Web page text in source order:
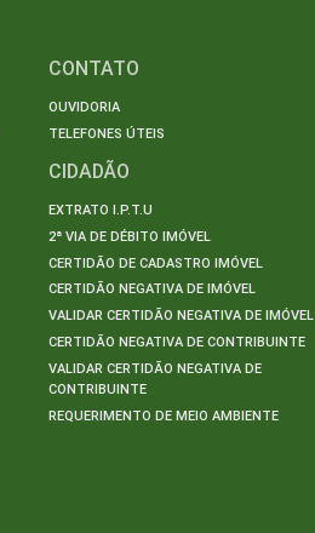
CONTATO
OUVIDORIA
TELEFONES ÚTEIS
CIDADÃO
EXTRATO I.P.T.U
2ª VIA DE DÉBITO IMÓVEL
CERTIDÃO DE CADASTRO IMÓVEL
CERTIDÃO NEGATIVA DE IMÓVEL
VALIDAR CERTIDÃO NEGATIVA DE IMÓVEL
CERTIDÃO NEGATIVA DE CONTRIBUINTE
VALIDAR CERTIDÃO NEGATIVA DE
CONTRIBUINTE
REQUERIMENTO DE MEIO AMBIENTE